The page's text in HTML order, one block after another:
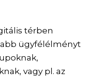
térben
ügyfélélményt
vagy pl. az